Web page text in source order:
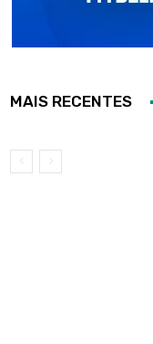
MAIS RECENTES